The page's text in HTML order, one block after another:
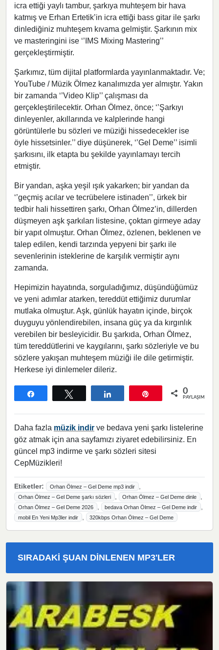
icra ettiği yaylı tambur, şarkıya muhteşem bir hava
katmış ve Erhan Ertetik’in icra ettiği bass gitar ile şarkı
dinlediğiniz muhteşem kıvama gelmiştir. Şarkının mix
ve masteringini ise ‘’IMS Mixing Mastering’’
gerçekleştirmiştir.
Şarkımız, tüm dijital platformlarda yayınlanmaktadır. Ve;
YouTube / Müzik Ölmez kanalımızda yer almıştır. Yakın
bir zamanda ‘’Video Klip’’ çalışması da
gerçekleştirilecektir. Orhan Ölmez, önce; ‘’Şarkıyı
dinleyenler, akıllarında ve kalplerinde hangi
görüntülerle bu sözleri ve müziği hissedecekler ise
öyle hissetsinler.’’ diye düşünerek, ‘’Gel Deme’’ isimli
şarkısını, ilk etapta bu şekilde yayınlamayı tercih
etmiştir.
Bir yandan, aşka yeşil ışık yakarken; bir yandan da
‘’geçmiş acılar ve tecrübelere istinaden’’, ürkek bir
tedbir hali hissettiren şarkı, Orhan Ölmez’in, dillerden
düşmeyen aşk şarkıları listesine, çoktan girmeye aday
bir yapıt olmuştur. Orhan Ölmez, özlenen, beklenen ve
talep edilen, kendi tarzında yepyeni bir şarkı ile
sevenlerinin isteklerine de karşılık vermiştir aynı
zamanda.
Hepimizin hayatında, sorguladığımız, düşündüğümüz
ve yeni adımlar atarken, tereddüt ettiğimiz durumlar
mutlaka olmuştur. Aşk, günlük hayatın içinde, birçok
duyguyu yönlendirebilen, insana güç ya da kırgınlık
verebilen bir besleyicidir. Bu şarkıda, Orhan Ölmez,
tüm tereddütlerini ve kaygılarını, şarkı sözleriyle ve bu
sözlere yakışan muhteşem müziği ile dile getirmiştir.
Herkese iyi dinlemeler dileriz.
0
PAYLAŞIMLAR
Daha fazla müzik indir ve bedava yeni şarkı listelerine
göz atmak için ana sayfamızı ziyaret edebilirsiniz. En
güncel mp3 indirme ve şarkı sözleri sitesi
CepMüzikleri!
Etiketler: Orhan Ölmez – Gel Deme mp3 indir
Orhan Ölmez – Gel Deme şarkı sözleri Orhan Ölmez – Gel Deme dinle
Orhan Ölmez – Gel Deme 2026 bedava Orhan Ölmez – Gel Deme indir
mobil En Yeni Mp3ler indir 320kbps Orhan Ölmez – Gel Deme
SIRADAKI ŞUAN DINLENEN MP3'LER